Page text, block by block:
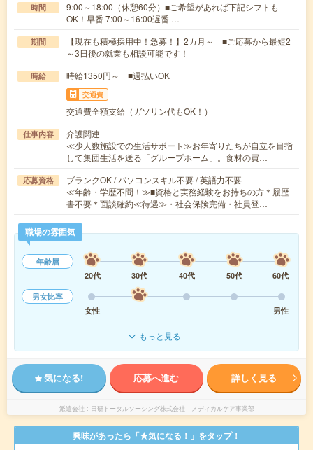
時間
9:00～18:00（休憩60分）■ご希望があれば下記シフトも
OK！早番 7:00～16:00遅番 …
期間
【現在も積極採用中！急募！】2カ月～ ■ご応募から最短2
～3日後の就業も相談可能です！
時給 時給1350円～ ■週払いOK
交通費
交通費全額支給（ガソリン代もOK！）
仕事内容
介護関連
≪少人数施設での生活サポート≫お年寄りたちが自立を目指
して集団生活を送る「グループホーム」。食材の買…
応募資格
ブランクOK / パソコンスキル不要 / 英語力不要
≪年齢・学歴不問！≫■資格と実務経験をお持ちの方＊履歴
書不要＊面談確約≪待遇≫・社会保険完備・社員登…
職場の雰囲気
年齢層
20代
30代 40代 50代
60代
男女比率
女性
男性
もっと見る
気になる! 応募へ進む 詳しく見る
派遣会社 日研トータルソーシング株式会社 メディカルケア事業部
興味があったら「★気になる！」をタップ！